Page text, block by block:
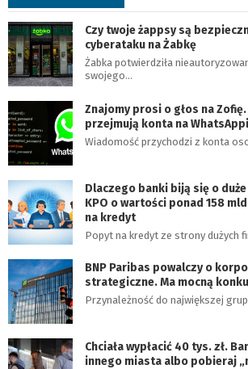
Czy twoje żappsy są
cyberataku na Żabkę
Żabka potwierdziła
swojego…
Znajomy prosi o głos na
przejmują konta na
Wiadomość przychodzi z konta
Dlaczego banki biją się o
KPO o wartości ponad 158
na kredyt
Popyt na kredyt ze strony dużych
BNP Paribas powalczy o
strategiczne. Ma mocną
Przynależność do największej
Chciała wypłacić 40 tys. zł.
innego miasta albo pobieraj